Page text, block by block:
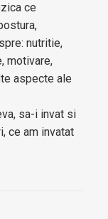
ce
nutritie,
motivare,
aspecte ale
sa-i invat si
ce am invatat